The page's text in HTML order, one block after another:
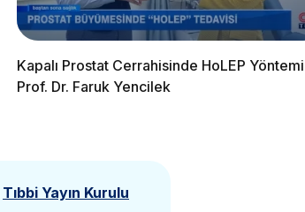
Kapalı Prostat Cerrahisinde HoLEP Yöntemi |
Prof. Dr. Faruk Yencilek
Tıbbi Yayın Kurulu